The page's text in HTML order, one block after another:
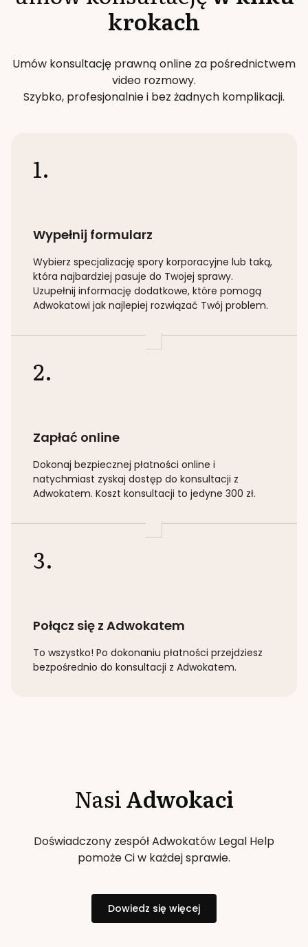
krokach
Umów konsultację prawną online za pośrednictwem
video rozmowy.
Szybko, profesjonalnie i bez żadnych komplikacji.
1.
Wypełnij formularz
Wybierz specjalizację spory korporacyjne lub taką,
która najbardziej pasuje do Twojej sprawy.
Uzupełnij informację dodatkowe, które pomogą
Adwokatowi jak najlepiej rozwiązać Twój problem.
2.
Zapłać online
Dokonaj bezpiecznej płatności online i
natychmiast zyskaj dostęp do konsultacji z
Adwokatem. Koszt konsultacji to jedyne 300 zł.
3.
Połącz się z Adwokatem
To wszystko! Po dokonaniu płatności przejdziesz
bezpośrednio do konsultacji z Adwokatem.
NasiAdwokaci
Doświadczony zespół Adwokatów Legal Help
pomoże Ci w każdej sprawie.
Dowiedz się więcej